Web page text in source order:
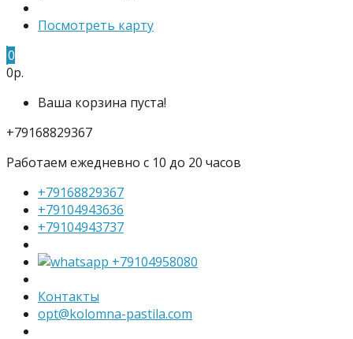
Посмотреть карту
0
0р.
Ваша корзина пуста!
+79168829367
Работаем ежедневно с 10 до 20 часов
+79168829367
+79104943636
+79104943737
+79104958080
Контакты
opt@kolomna-pastila.com